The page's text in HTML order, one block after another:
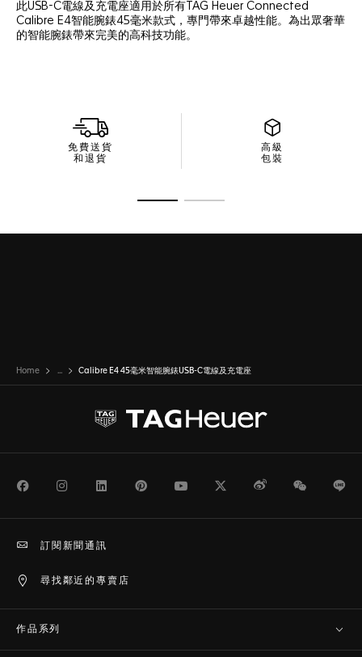
此USB-C電線及充電座適用於所有TAG Heuer Connected
Calibre E4智能腕錶45毫米款式，專門帶來卓越性能。為出眾奢華
的智能腕錶帶來完美的高科技功能。
免費送貨
和退貨
高級
包裝
Home ... Calibre E4 45毫米智能腕錶USB-C電線及充電座
FacebookInstagramLinkedInPinterestYoutubeTwitterWeiboWeChat
尋找鄰近的專賣店
訂閱新聞通訊
作品系列